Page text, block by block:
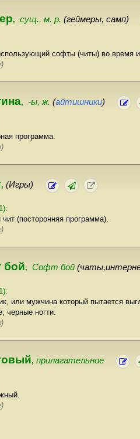
, сущ., м. р. (геймеры, самп)
софты (читы) во время
, -ы, ж. (айтишники)
программа.
, (Игры)
(посторонняя программа).
бой, Софт бой
или мужчина который пытается
черные ногти.
, прилагательное